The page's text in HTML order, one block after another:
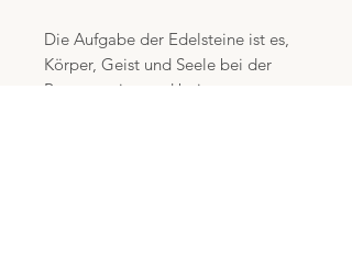
Die Aufgabe der Edelsteine ist es,
Körper, Geist und Seele bei der
Regeneration und bei